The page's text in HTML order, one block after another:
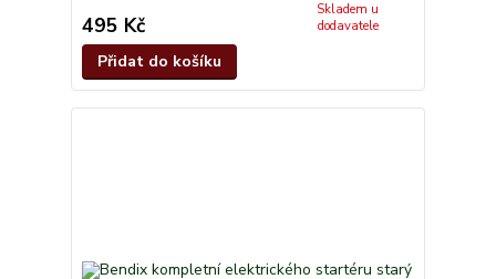
495 Kč
Skladem u
dodavatele
Přidat do košíku